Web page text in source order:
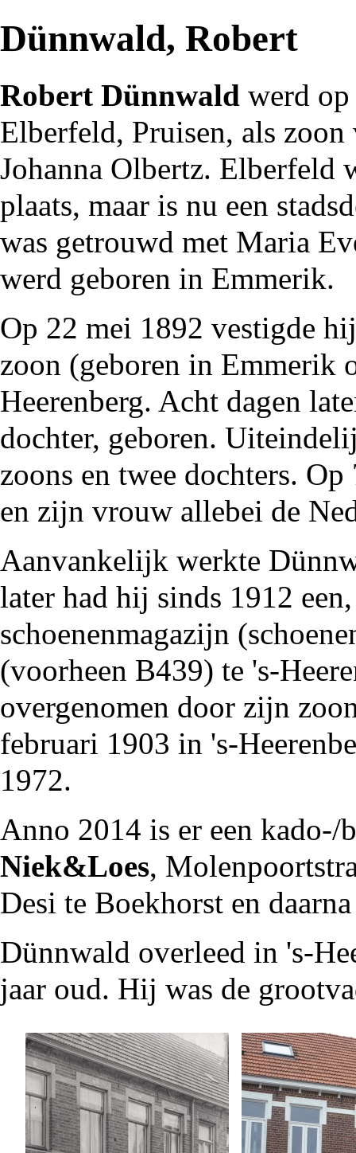
Dünnwald, Robert
Robert Dünnwald werd
Elberfeld, Pruisen, als
Johanna Olbertz. Elberfeld
plaats, maar is nu een
was getrouwd met Maria
werd geboren in Emmerik.
Op 22 mei 1892 vestigde
zoon (geboren in Emmerik
Heerenberg. Acht dagen
dochter, geboren.
zoons en twee dochters.
en zijn vrouw allebei de
Aanvankelijk werkte
later had hij sinds 1912
schoenenmagazijn
(voorheen B439) te 's-
overgenomen door zijn
februari 1903 in 's-
1972.
Anno 2014 is er een kado-/
Niek&Loes,
Desi te Boekhorst en
Dünnwald overleed in 's-
jaar oud. Hij was de